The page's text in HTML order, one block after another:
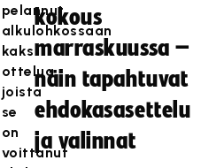
pelannut
alkulohkossaan
kaksi
ottelua,
joista
se
on
voittanut
kokous
marraskuussa –
näin tapahtuvat
ehdokasasettelu
ja valinnat